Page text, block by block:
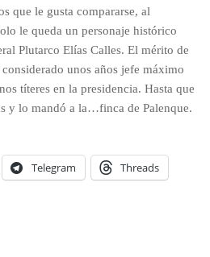
que le gusta compararse, al
le queda un personaje histórico
Plutarco Elías Calles. El mérito de
unos años jefe máximo
títeres en la presidencia. Hasta que
y lo mandó a la…finca de Palenque.
Telegram Threads